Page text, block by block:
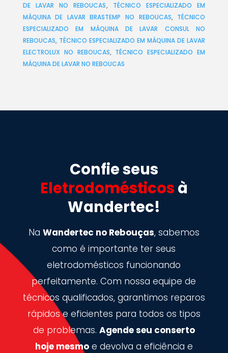
DE LAVAR NO REBOUCAS, TÉCNICO ESPECIALIZADO EM
MÁQUINA DE LAVAR BRASTEMP NO REBOUCAS, TÉCNICO
ESPECIALIZADO EM MÁQUINA DE LAVAR CONSUL NO
REBOUCAS, TÉCNICO ESPECIALIZADO EM MÁQUINA DE LAVAR
ELECTROLUX NO REBOUCAS, TÉCNICO ESPECIALIZADO EM
MÁQUINA DE LAVAR NO REBOUCAS
Confie seus
Eletrodomésticos à
Wandertec!
Na Wandertec no Rebouças, sabemos
como é importante ter seus
eletrodomésticos funcionando
perfeitamente. Com nossa equipe de
técnicos qualificados, garantimos reparos
rápidos e eficientes para todos os tipos
de problemas. Agende seu conserto
hoje mesmoe devolva a eficiência e